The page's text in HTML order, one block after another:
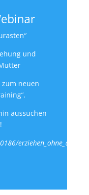
und
neuen
aussuchen